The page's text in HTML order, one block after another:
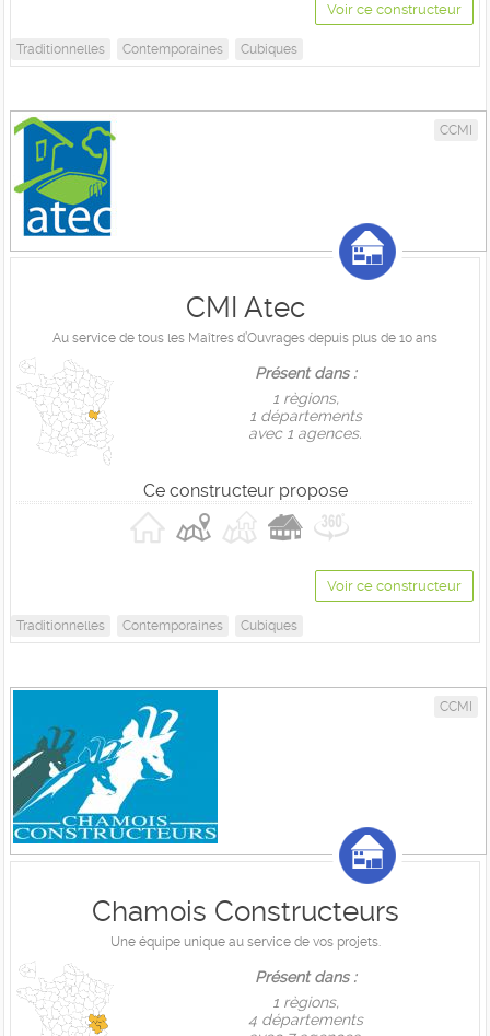
Voir ce constructeur
Traditionnelles Contemporaines Cubiques
CCMI
CMI Atec
Au service de tous les Maîtres d’Ouvrages depuis plus de 10 ans
Présent dans :
1 règions,
1 départements
avec 1 agences.
Ce constructeur propose
Voir ce constructeur
Traditionnelles Contemporaines Cubiques
CCMI
Chamois Constructeurs
Une équipe unique au service de vos projets.
Présent dans :
1 règions,
4 départements